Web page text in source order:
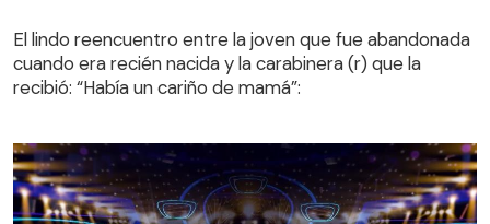
cuando era recién nacida y la carabinera (r) que la
recibió: “Había un cariño de mamá”:
El lindo reencuentro entre la joven que fue abandonada
cuando era recién nacida y la carabinera (r) que la
recibió: “Había un cariño de mamá”: